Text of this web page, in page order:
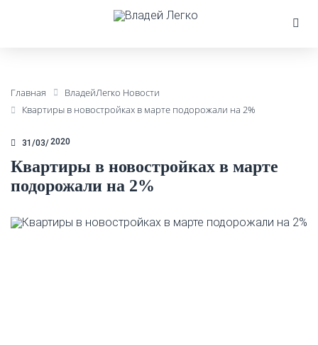
Главная
ВладейЛегко Новости
Квартиры в новостройках в марте подорожали на 2%
31/03 2020
Квартиры в новостройках в марте
подорожали на 2%